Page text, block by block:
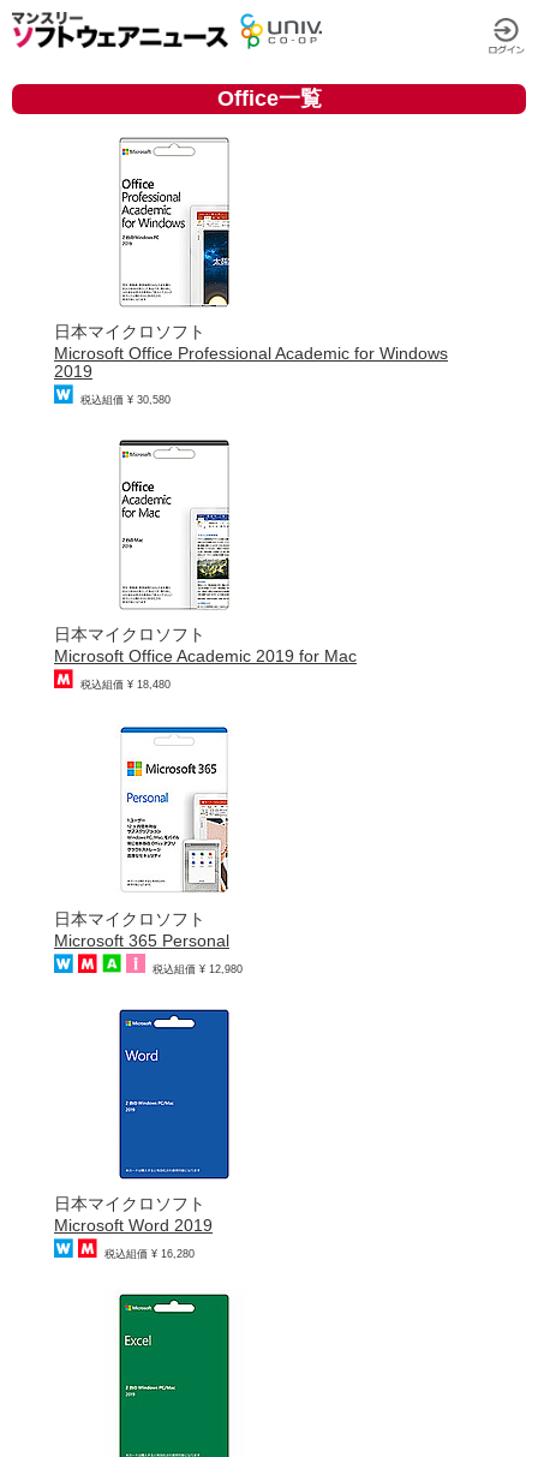
Office一覧
日本マイクロソフト
Microsoft Office Professional Academic for Windows
2019
税込組価 ¥ 30,580
日本マイクロソフト
Microsoft Office Academic 2019 for Mac
税込組価 ¥ 18,480
日本マイクロソフト
Microsoft 365 Personal
税込組価 ¥ 12,980
日本マイクロソフト
Microsoft Word 2019
税込組価 ¥ 16,280